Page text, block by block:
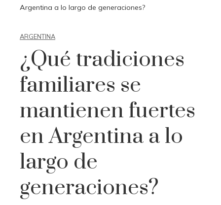
Argentina a lo largo de generaciones?
ARGENTINA
¿Qué tradiciones
familiares se
mantienen fuertes
en Argentina a lo
largo de
generaciones?